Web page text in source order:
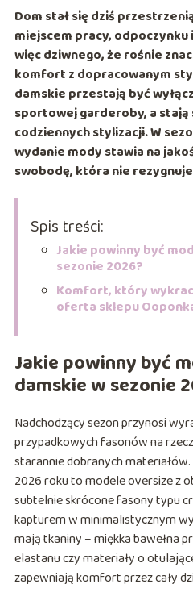
Dom stał się dziś
miejscem pracy, odpoczynku
więc dziwnego, że rośnie
komfort z dopracowanym
damskie przestają być
sportowej garderoby, a stają
codziennych stylizacji. W
wydanie mody stawia na
swobodę, która nie
Spis treści:
Jakie powinny być
sezonie 2026?
Komfort, który
oferta sklepu
Jakie powinny być
damskie w sezonie
Nadchodzący sezon przynosi
przypadkowych fasonów na
starannie dobranych materiałów.
2026 roku to modele oversize z
subtelnie skrócone fasony typu
kapturem w minimalistycznym
mają tkaniny – miękka bawełna
elastanu czy materiały o
zapewniają komfort przez cały